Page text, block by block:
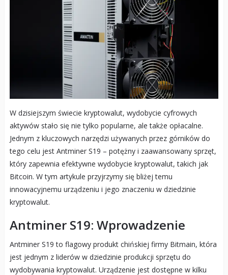
W dzisiejszym świecie kryptowalut, wydobycie cyfrowych
aktywów stało się nie tylko popularne, ale także opłacalne.
Jednym z kluczowych narzędzi używanych przez górników do
tego celu jest Antminer S19 – potężny i zaawansowany sprzęt,
który zapewnia efektywne wydobycie kryptowalut, takich jak
Bitcoin. W tym artykule przyjrzymy się bliżej temu
innowacyjnemu urządzeniu i jego znaczeniu w dziedzinie
kryptowalut.
Antminer S19: Wprowadzenie
Antminer S19 to flagowy produkt chińskiej firmy Bitmain, która
jest jednym z liderów w dziedzinie produkcji sprzętu do
wydobywania kryptowalut. Urządzenie jest dostępne w kilku